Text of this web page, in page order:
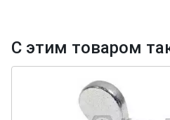
С этим товаром